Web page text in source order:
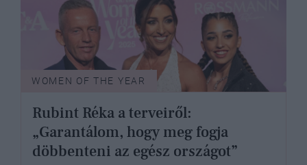
WOMEN OF THE YEAR
Rubint Réka a terveiről:
„Garantálom, hogy meg fogja
döbbenteni az egész országot”